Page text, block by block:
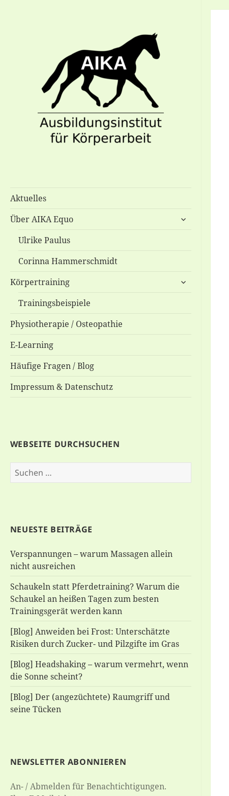
Aktuelles
Über AIKA Equo
untermenü
Ulrike Paulus
Corinna Hammerschmidt
Körpertraining
untermenü
Trainingsbeispiele
Physiotherapie / Osteopathie
E-Learning
Häufige Fragen / Blog
Impressum & Datenschutz
WEBSEITE DURCHSUCHEN
Suchen
nach:
NEUESTE BEITRÄGE
Verspannungen – warum Massagen allein
nicht ausreichen
Schaukeln statt Pferdetraining? Warum die
Schaukel an heißen Tagen zum besten
Trainingsgerät werden kann
[Blog] Anweiden bei Frost: Unterschätzte
Risiken durch Zucker- und Pilzgifte im Gras
[Blog] Headshaking – warum vermehrt, wenn
die Sonne scheint?
[Blog] Der (angezüchtete) Raumgriff und
seine Tücken
NEWSLETTER ABONNIEREN
An- / Abmelden für Benachtichtigungen.